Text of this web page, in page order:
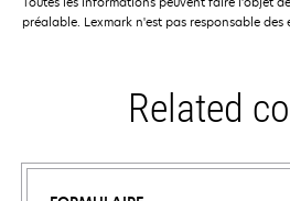
préalable. Lexmark n'est pas responsable des
Related